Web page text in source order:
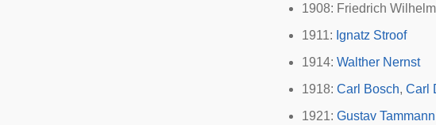
1908: Friedrich
1911: Ignatz Stroof
1914: Walther Nernst
1918: Carl Bosch, Carl
1921: Gustav Tammann